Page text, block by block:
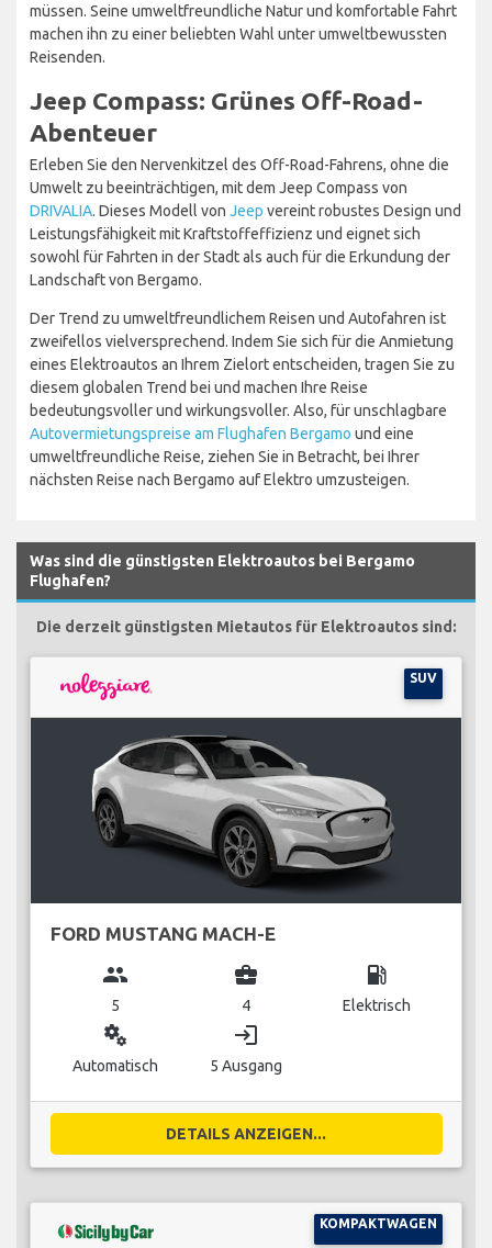
müssen. Seine umweltfreundliche Natur und komfortable Fahrt
machen ihn zu einer beliebten Wahl unter umweltbewussten
Reisenden.
Jeep Compass: Grünes Off-Road-
Abenteuer
Erleben Sie den Nervenkitzel des Off-Road-Fahrens, ohne die
Umwelt zu beeinträchtigen, mit dem Jeep Compass von
DRIVALIA. Dieses Modell von Jeep vereint robustes Design und
Leistungsfähigkeit mit Kraftstoffeffizienz und eignet sich
sowohl für Fahrten in der Stadt als auch für die Erkundung der
Landschaft von Bergamo.
Der Trend zu umweltfreundlichem Reisen und Autofahren ist
zweifellos vielversprechend. Indem Sie sich für die Anmietung
eines Elektroautos an Ihrem Zielort entscheiden, tragen Sie zu
diesem globalen Trend bei und machen Ihre Reise
bedeutungsvoller und wirkungsvoller. Also, für unschlagbare
Autovermietungspreise am Flughafen Bergamo und eine
umweltfreundliche Reise, ziehen Sie in Betracht, bei Ihrer
nächsten Reise nach Bergamo auf Elektro umzusteigen.
Was sind die günstigsten Elektroautos bei Bergamo
Flughafen?
Die derzeit günstigsten Mietautos für Elektroautos sind:
SUV
FORD MUSTANG MACH-E
group
5
business_center
4
local_gas_station
Elektrisch
miscellaneous_services
Automatisch
login
5 Ausgang
DETAILS ANZEIGEN...
KOMPAKTWAGEN